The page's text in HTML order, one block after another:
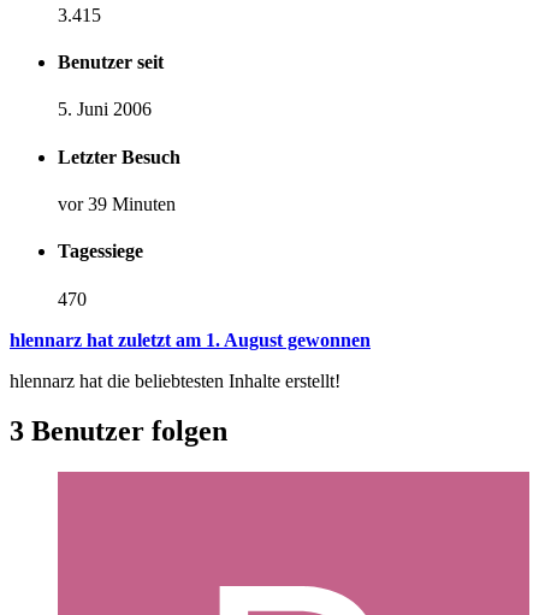
3.415
Benutzer seit
5. Juni 2006
Letzter Besuch
vor 39 Minuten
Tagessiege
470
hlennarz hat zuletzt am 1. August gewonnen
hlennarz hat die beliebtesten Inhalte erstellt!
3 Benutzer folgen